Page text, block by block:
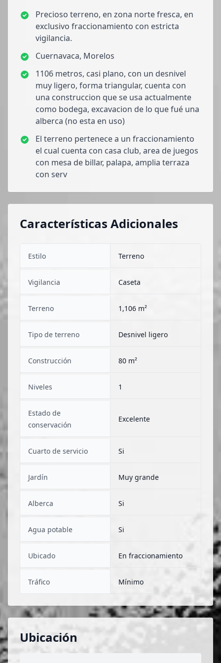
Precioso terreno, en zona norte fresca, en
exclusivo fraccionamiento con estricta
vigilancia.
Cuernavaca, Morelos
1106 metros, casi plano, con un desnivel
muy ligero, forma triangular, cuenta con
una construccion que se usa actualmente
como bodega, excavacion de lo que fué una
alberca (no esta en uso)
El terreno pertenece a un fraccionamiento
el cual cuenta con casa club, area de juegos
con mesa de billar, palapa, amplia terraza
con serv
Características Adicionales
Estilo Terreno
Vigilancia Caseta
Terreno 1,106 m²
Tipo de terreno Desnivel ligero
Construcción 80 m²
Niveles 1
Estado de
conservación
Excelente
Cuarto de servicio Si
Jardín Muy grande
Alberca Si
Agua potable Si
Ubicado En fraccionamiento
Tráfico Mínimo
Ubicación